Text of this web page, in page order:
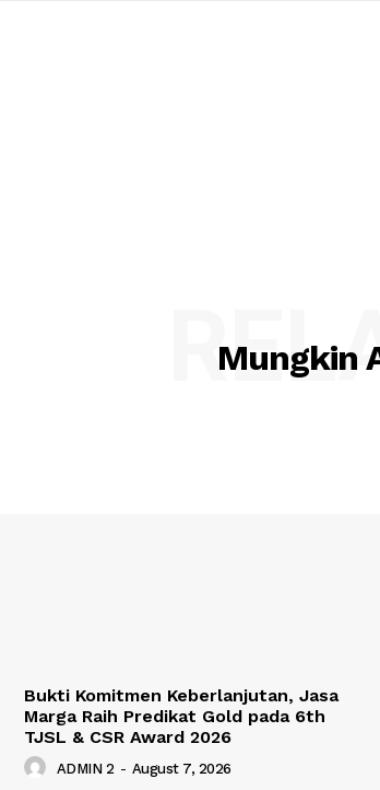
Mungkin
Bukti Komitmen Keberlanjutan, Jasa
Marga Raih Predikat Gold pada 6th
TJSL & CSR Award 2026
ADMIN 2 - August 7, 2026